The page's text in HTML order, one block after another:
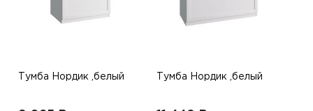
Тумба Нордик ,белый Тумба Нордик ,белый